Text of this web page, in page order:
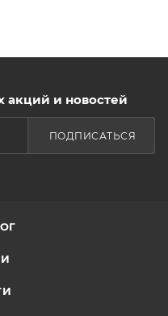
акций и новостей
ПОДПИСАТЬСЯ